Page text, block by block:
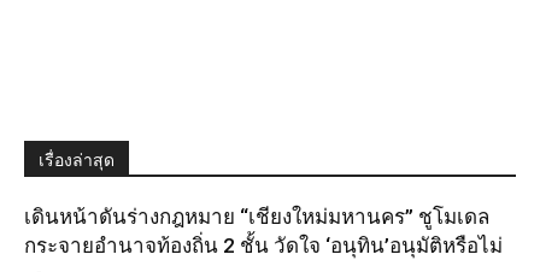
เรื่องล่าสุด
เดินหน้าดันร่างกฎหมาย “เชียงใหม่มหานคร” ชูโมเดล
กระจายอำนาจท้องถิ่น 2 ชั้น วัดใจ ‘อนุทิน’อนุมัติหรือไม่